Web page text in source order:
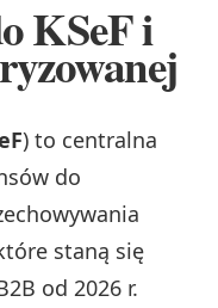
KSeF i
) to centralna
do
staną się
od 2026 r.